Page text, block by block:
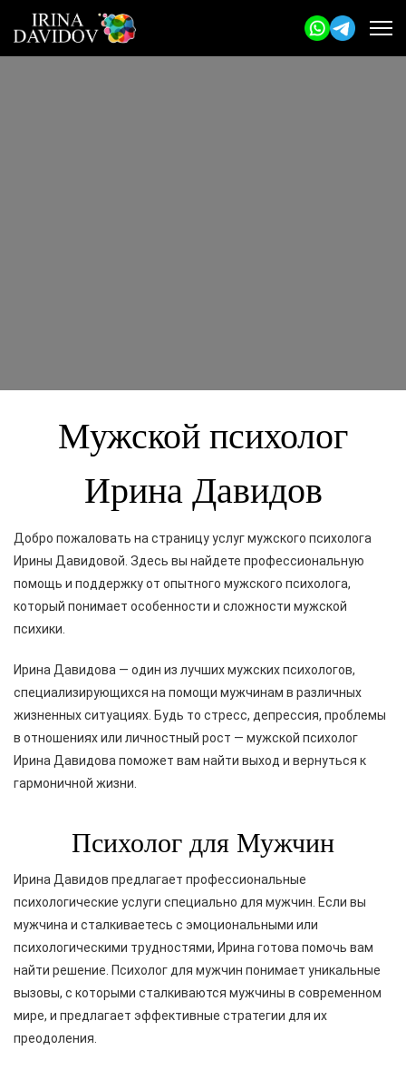
Мужской психолог
Ирина Давидов
Добро пожаловать на страницу услуг мужского психолога
Ирины Давидовой. Здесь вы найдете профессиональную
помощь и поддержку от опытного мужского психолога,
который понимает особенности и сложности мужской
психики.
Ирина Давидова — один из лучших мужских психологов,
специализирующихся на помощи мужчинам в различных
жизненных ситуациях. Будь то стресс, депрессия, проблемы
в отношениях или личностный рост — мужской психолог
Ирина Давидова поможет вам найти выход и вернуться к
гармоничной жизни.
Психолог для Мужчин
Ирина Давидов предлагает профессиональные
психологические услуги специально для мужчин. Если вы
мужчина и сталкиваетесь с эмоциональными или
психологическими трудностями, Ирина готова помочь вам
найти решение. Психолог для мужчин понимает уникальные
вызовы, с которыми сталкиваются мужчины в современном
мире, и предлагает эффективные стратегии для их
преодоления.